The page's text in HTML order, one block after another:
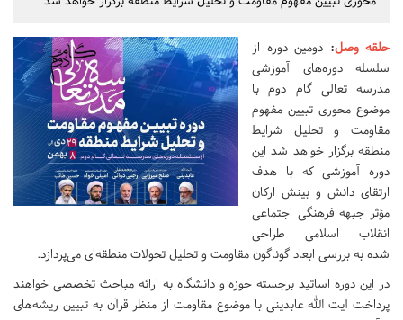
حلقه وصل: دومین دوره از
سلسله دوره‌های آموزشی
مدرسه تعالی گام دوم با
موضوع محوری تبیین مفهوم
مقاومت و تحلیل شرایط
منطقه برگزار خواهد شد این
دوره آموزشی که با هدف
ارتقای دانش و بینش ارکان
مؤثر جبهه فرهنگی اجتماعی
انقلاب اسلامی طراحی
شده به بررسی ابعاد گوناگون مقاومت و تحلیل تحولات منطقه‌ای می‌پردازد.
در این دوره اساتید برجسته حوزه و دانشگاه به ارائه مباحث تخصصی خواهند
پرداخت آیت الله عابدینی با موضوع مقاومت از منظر قرآن به تبیین ریشه‌های